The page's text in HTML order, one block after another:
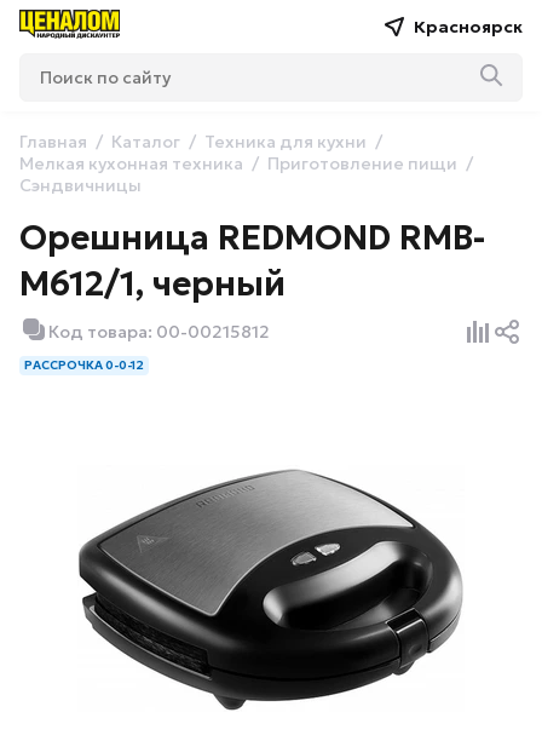
Красноярск
Главная Каталог
Техника для кухни
Мелкая кухонная техника
Приготовление пищи
Сэндвичницы
Орешница REDMOND RMB-
M612/1, черный
Код товара: 00-00215812
РАССРОЧКА 0-0-12